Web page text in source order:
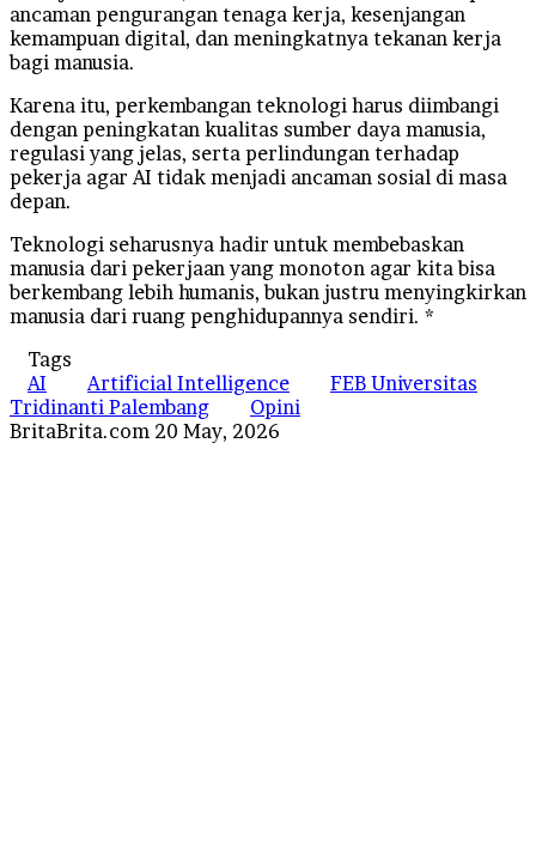
ancaman pengurangan tenaga kerja, kesenjangan
kemampuan digital, dan meningkatnya tekanan kerja
bagi manusia.
Karena itu, perkembangan teknologi harus diimbangi
dengan peningkatan kualitas sumber daya manusia,
regulasi yang jelas, serta perlindungan terhadap
pekerja agar AI tidak menjadi ancaman sosial di masa
depan.
Teknologi seharusnya hadir untuk membebaskan
manusia dari pekerjaan yang monoton agar kita bisa
berkembang lebih humanis, bukan justru menyingkirkan
manusia dari ruang penghidupannya sendiri. *
Tags
AI
Artificial Intelligence
FEB Universitas
Tridinanti Palembang
Opini
BritaBrita.com Send
20 May, 2026